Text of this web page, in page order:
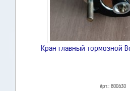
Кран главный тормозной
Арт.: 800630